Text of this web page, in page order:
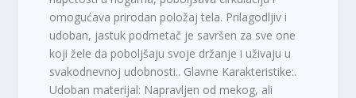
omogućava prirodan položaj tela. Prilagodljiv i
udoban, jastuk podmetač je savršen za sve one
koji žele da poboljšaju svoje držanje i uživaju u
svakodnevnoj udobnosti.. Glavne Karakteristike:.
Udoban materijal: Napravljen od mekog, ali